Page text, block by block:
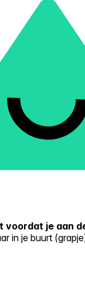
voordat je aan
in je buurt